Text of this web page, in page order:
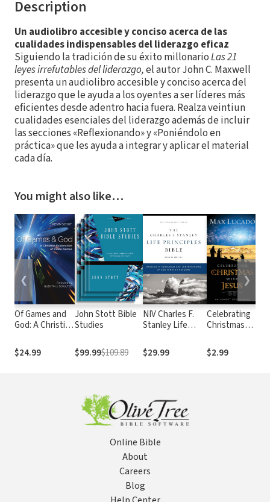
Description
Un audiolibro accesible y conciso acerca de las
cualidades indispensables del liderazgo eficaz
Siguiendo la tradición de su éxito millonarioLas 21
leyes irrefutables del liderazgo,el autor John C. Maxwell
presenta un audiolibro accesible y conciso acerca del
liderazgo que le ayuda a los oyentes a ser líderes más
eficientes desde adentro hacia fuera. Realza veintiun
cualidades esenciales del liderazgo además de incluir
las secciones «Reflexionando» y «Poniéndolo en
práctica» que les ayuda a integrar y aplicar el material
cada día.
You might also like…
Of Games and
God: A Christian
Video Games
$24.99
John Stott Bible
Studies
$99.99$109.89
NIV Charles F.
Stanley Life
2nd Ed.
$29.99
Celebrating
Christmas
An Advent
Devotional
$2.99
❮ ❯
Online Bible
About
Careers
Blog